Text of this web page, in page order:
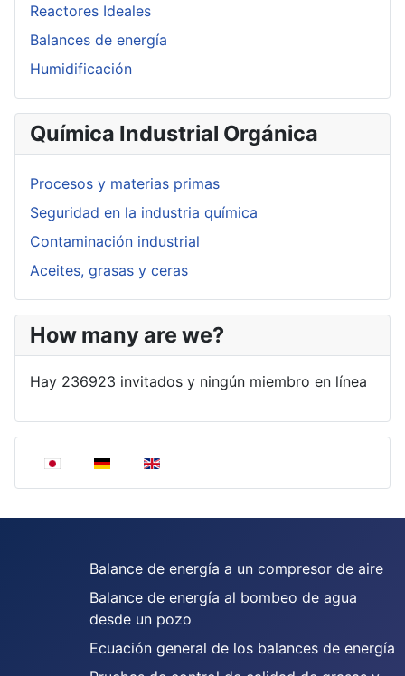
Reactores Ideales
Balances de energía
Humidificación
Química Industrial Orgánica
Procesos y materias primas
Seguridad en la industria química
Contaminación industrial
Aceites, grasas y ceras
How many are we?
Hay 236923 invitados y ningún miembro en línea
Seleccione su idioma
Balance de energía a un compresor de aire
Balance de energía al bombeo de agua
desde un pozo
Ecuación general de los balances de energía